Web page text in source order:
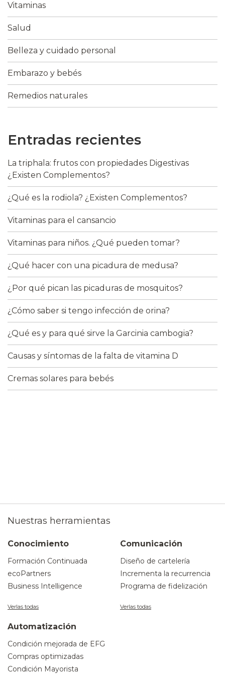
Vitaminas
Salud
Belleza y cuidado personal
Embarazo y bebés
Remedios naturales
Entradas recientes
La triphala: frutos con propiedades Digestivas
¿Existen Complementos?
¿Qué es la rodiola? ¿Existen Complementos?
Vitaminas para el cansancio
Vitaminas para niños. ¿Qué pueden tomar?
¿Qué hacer con una picadura de medusa?
¿Por qué pican las picaduras de mosquitos?
¿Cómo saber si tengo infección de orina?
¿Qué es y para qué sirve la Garcinia cambogia?
Causas y síntomas de la falta de vitamina D
Cremas solares para bebés
Nuestras herramientas
Conocimiento
Formación Continuada
ecoPartners
Business Intelligence
Verlas todas
Comunicación
Diseño de cartelería
Incrementa la recurrencia
Programa de fidelización
Verlas todas
Automatización
Condición mejorada de EFG
Compras optimizadas
Condición Mayorista